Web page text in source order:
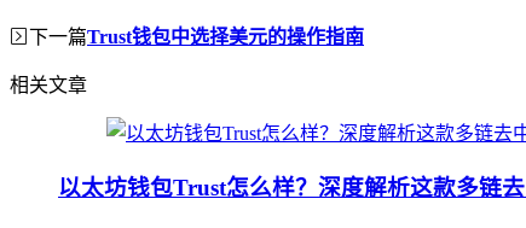
下一篇Trust钱包中选择美元的操作指南
相关文章
以太坊钱包Trust怎么样？深度解析这款多链